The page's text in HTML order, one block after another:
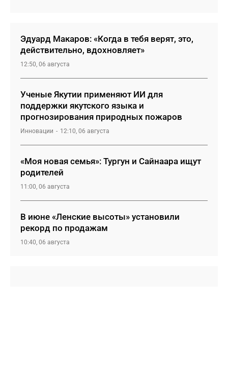
Эдуард Макаров: «Когда в тебя верят, это,
действительно, вдохновляет»
12:50, 06 августа
Ученые Якутии применяют ИИ для
поддержки якутского языка и
прогнозирования природных пожаров
Инновации 12:10, 06 августа
«Моя новая семья»: Тургун и Сайнаара ищут
родителей
11:00, 06 августа
В июне «Ленские высоты» установили
рекорд по продажам
10:40, 06 августа